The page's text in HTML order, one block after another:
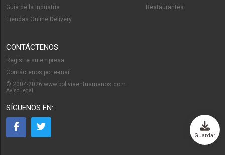
Guardar
Guía de la Industria
Tiendas Online Delivery
Restaurantes
CONTÁCTENOS
Registre su empresa
Contáctenos por e-mail
© 2004-2026 www.boliviaentusmanos.com
Aviso Legal
SÍGUENOS EN: